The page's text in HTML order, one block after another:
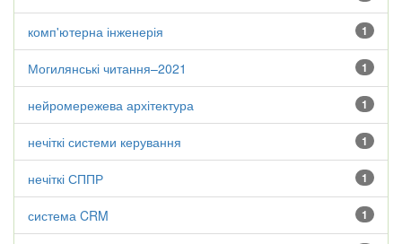
1
комп'ютерна інженерія
1
Могилянські читання–2021
1
нейромережева архітектура
1
нечіткі системи керування
1
нечіткі СППР
1
система CRM